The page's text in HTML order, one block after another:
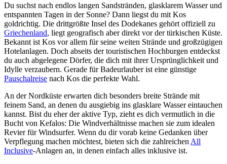
Du suchst nach endlos langen Sandstränden, glasklarem Wasser und
entspannten Tagen in der Sonne? Dann liegst du mit Kos
goldrichtig. Die drittgrößte Insel des Dodekanes gehört offiziell zu
Griechenland, liegt geografisch aber direkt vor der türkischen Küste.
Bekannt ist Kos vor allem für seine weiten Strände und großzügigen
Hotelanlagen. Doch abseits der touristischen Hochburgen entdeckst
du auch abgelegene Dörfer, die dich mit ihrer Ursprünglichkeit und
Idylle verzaubern. Gerade für Badeurlauber ist eine günstige
Pauschalreise nach Kos die perfekte Wahl.
An der Nordküste erwarten dich besonders breite Strände mit
feinem Sand, an denen du ausgiebig ins glasklare Wasser eintauchen
kannst. Bist du eher der aktive Typ, zieht es dich vermutlich in die
Bucht von Kefalos: Die Windverhältnisse machen sie zum idealen
Revier für Windsurfer. Wenn du dir vorab keine Gedanken über
Verpflegung machen möchtest, bieten sich die zahlreichen All
Inclusive-Anlagen an, in denen einfach alles inklusive ist.